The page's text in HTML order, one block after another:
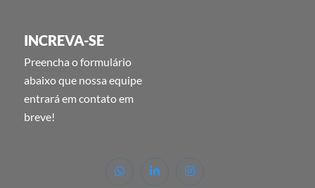
INCREVA-SE
Preencha o formulário
abaixo que nossa equipe
entrará em contato em
breve!